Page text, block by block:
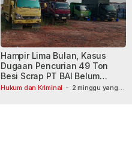
Hukum dan Kriminal - 2 minggu yang
Hampir Lima Bulan, Kasus
Dugaan Pencurian 49 Ton
Besi Scrap PT BAI Belum
Tetapkan Tersangka